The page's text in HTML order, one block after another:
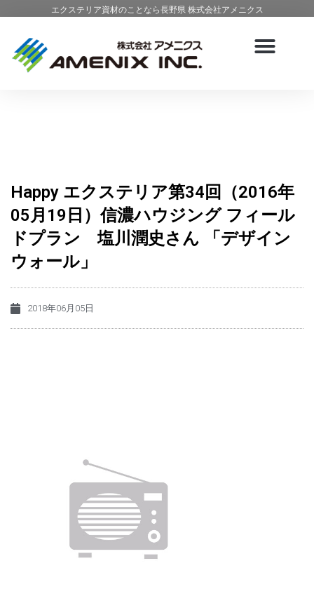
エクステリア資材のことなら長野県 株式会社アメニクス
Happy エクステリア第34回（2016年
05月19日）信濃ハウジング フィール
ドプラン 塩川潤史さん 「デザイン
ウォール」
2018年06月05日